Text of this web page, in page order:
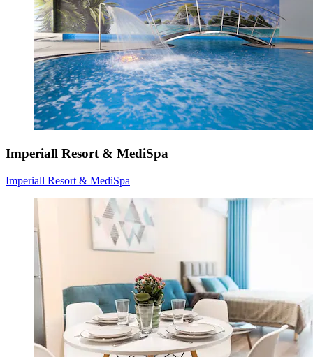
Imperiall Resort & MediSpa
Imperiall Resort & MediSpa